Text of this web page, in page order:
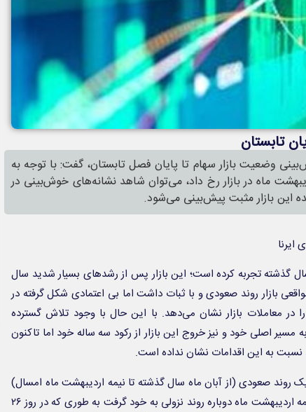
تابستان
وضعیت بازار سهام تا پایان فصل تابستان، گفت: با توجه به
ماه در بازار رخ داد، می‌توان شاهد نشانه‌های خوش‌بینی در
این بازار مثبت پیش‌بینی می‌شود.
ایرنا
گذشته تجربه کرده است؛ این بازار پس از رشدهای بسیار شدید سال
مواقعی بازار روند صعودی و با ثبات داشت اما بی اعتمادی شکل گرفته در
در معاملات بازار نشان می‌دهد. با این حال با وجود تلاش گسترده
اصلی خود و نیز خروج این بازار از رکود سه ساله خود اما تاکنون
نسبت به این اقدامات نشان نداده است.
صعودی (از آبان ماه سال گذشته تا نیمه اردیبهشت ماه امسال)
بازدهی بیش از ۱۰۰ درصد داشت و از نیمه اردیبهشت ماه دوباره روند نزولی به خود گرفت به طوری که در روز ۲۶